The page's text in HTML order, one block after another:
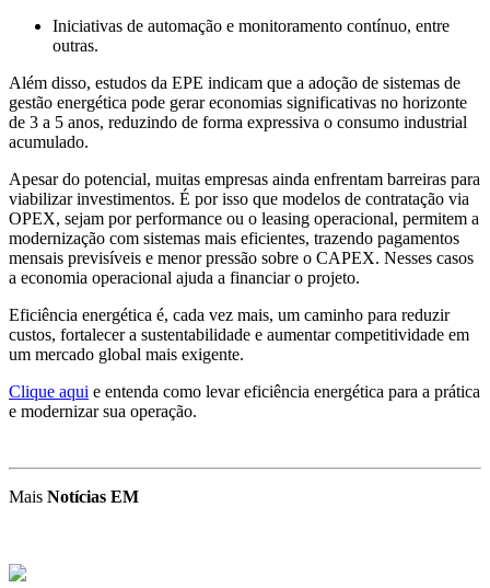
Iniciativas de automação e monitoramento contínuo, entre
outras.
Além disso, estudos da EPE indicam que a adoção de sistemas de
gestão energética pode gerar economias significativas no horizonte
de 3 a 5 anos, reduzindo de forma expressiva o consumo industrial
acumulado.
Apesar do potencial, muitas empresas ainda enfrentam barreiras para
viabilizar investimentos. É por isso que modelos de contratação via
OPEX, sejam por performance ou o leasing operacional, permitem a
modernização com sistemas mais eficientes, trazendo pagamentos
mensais previsíveis e menor pressão sobre o CAPEX. Nesses casos
a economia operacional ajuda a financiar o projeto.
Eficiência energética é, cada vez mais, um caminho para reduzir
custos, fortalecer a sustentabilidade e aumentar competitividade em
um mercado global mais exigente.
Clique aqui e entenda como levar eficiência energética para a prática
e modernizar sua operação.
Mais Notícias EM